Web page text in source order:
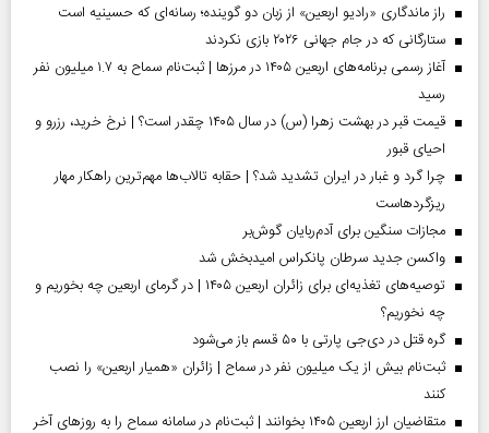
راز ماندگاری «رادیو اربعین» از زبان دو گوینده؛ رسانه‌ای که حسینیه است
ستارگانی که در جام جهانی ۲۰۲۶ بازی نکردند
آغاز رسمی برنامه‌های اربعین ۱۴۰۵ در مرز‌ها | ثبت‌نام سماح به ۱.۷ میلیون نفر
رسید
قیمت قبر در بهشت زهرا (س) در سال ۱۴۰۵ چقدر است؟ | نرخ خرید، رزرو و
احیای قبور
چرا گرد و غبار در ایران تشدید شد؟ | حقابه تالاب‌ها مهم‌ترین راهکار مهار
ریزگردهاست
مجازات سنگین برای آدم‌ربایان گوش‌بر
واکسن جدید سرطان پانکراس امیدبخش شد
توصیه‌های تغذیه‌ای برای زائران اربعین ۱۴۰۵ | در گرمای اربعین چه بخوریم و
چه نخوریم؟
گره قتل در دی‌جی پارتی با ۵۰ قسم باز می‌شود
ثبت‌نام بیش از یک میلیون نفر در سماح | زائران «همیار اربعین» را نصب
کنند
متقاضیان ارز اربعین ۱۴۰۵ بخوانند | ثبت‌نام در سامانه سماح را به روز‌های آخر